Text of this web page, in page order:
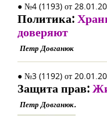
● №4 (1193) от
Политика:
доверяют
Петр Довганюк
● №3 (1192) от
Защита прав:
Петр Довганюк.